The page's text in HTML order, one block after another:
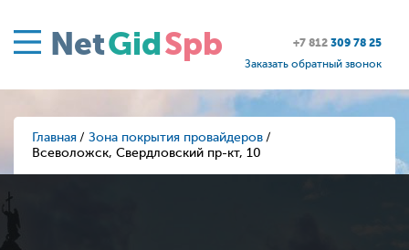
NetGidSpb +7 812 309 78 25
Заказать обратный звонок
Главная
Зона покрытия провайдеров
Всеволожск, Свердловский пр-кт, 10